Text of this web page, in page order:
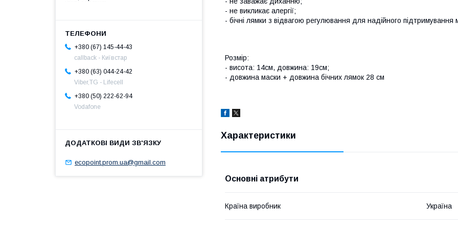
- не викликає алергії;
- бічні лямки з відвагою регулювання для надійного підтримування
Розмір:
- висота: 14см, довжина: 19см;
- довжина маски + довжина бічних лямок 28 см
Характеристики
Основні атрибути
Країна виробник Україна
+380 (67) 145-44-43
callback - Київстар
+380 (63) 044-24-42
Viber,TG - Lifecell
+380 (50) 222-62-94
Vodafone
ecopoint.prom.ua@gmail.com